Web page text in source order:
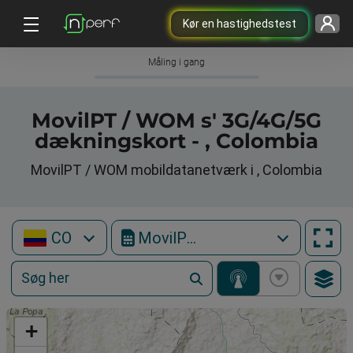
Kør en hastighedstest
Måling i gang
MovilPT / WOM s' 3G/4G/5G
dækningskort - , Colombia
MovilPT / WOM mobildatanetværk i , Colombia
CO MovilPT / WOM
+